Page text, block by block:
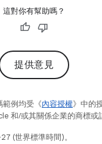
這對你有幫助嗎？
提供意見
範例均受《內容授權》中的
和/或其關係企業的商標或
(世界標準時間)。